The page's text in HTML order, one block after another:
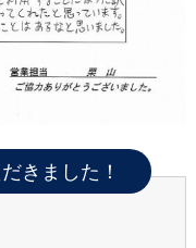
きました！